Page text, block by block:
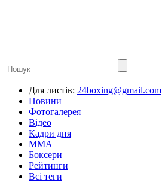
Для листів: 24boxing@gmail.com
Новини
Фотогалерея
Відео
Кадри дня
ММА
Боксери
Рейтинги
Всі теги